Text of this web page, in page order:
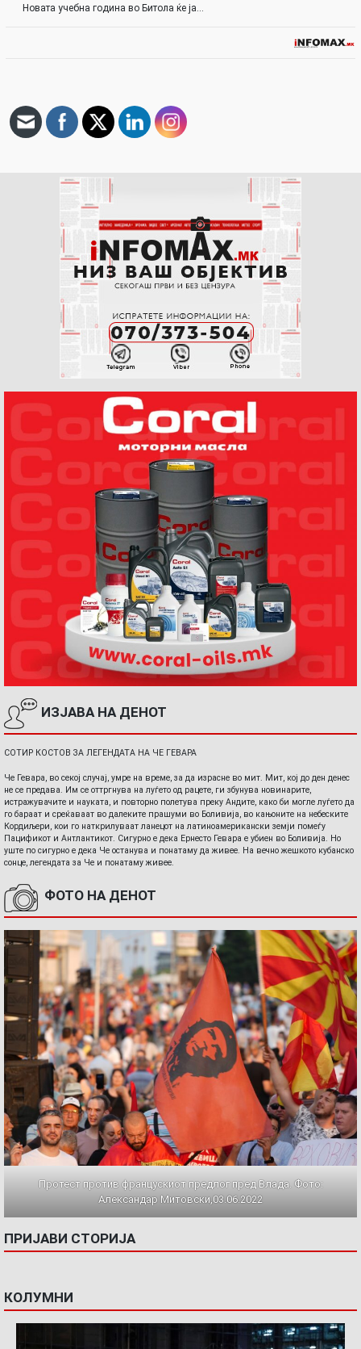
Новата учебна година во Битола ќе ја…
ИЗЈАВА НА ДЕНОТ
СОТИР КОСТОВ ЗА ЛЕГЕНДАТА НА ЧЕ ГЕВАРА
Че Гевара, во секој случај, умре на време, за да израсне во мит. Мит, кој до ден денес
не се предава. Им се оттргнува на луѓето од рацете, ги збунува новинарите,
истражувачите и науката, и повторно полетува преку Андите, како би могле луѓето да
го бараат и среќаваат во далеките прашуми во Боливија, во кањоните на небеските
Кордиљери, кои го наткрилуваат ланецот на латиноамерикански земји помеѓу
Пацификот и Антлантикот. Сигурно е дека Ернесто Гевара е убиен во Боливија. Но
уште по сигурно е дека Че останува и понатаму да живее. На вечно жешкото кубанско
сонце, легендата за Че и понатаму живее.
ФОТО НА ДЕНОТ
Протест против францускиот предлог пред Влада. Фото:
Александар Митовски,03.06.2022
ПРИЈАВИ СТОРИЈА
КОЛУМНИ